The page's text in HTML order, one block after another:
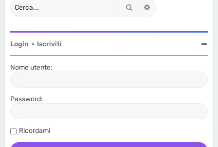
Cerca
Login • Iscriviti
Nome utente:
Password:
Ricordami